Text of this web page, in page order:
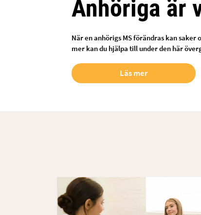
Anhöriga är
När en anhörigs MS förändras kan
mer kan du hjälpa till under den här
Läs mer